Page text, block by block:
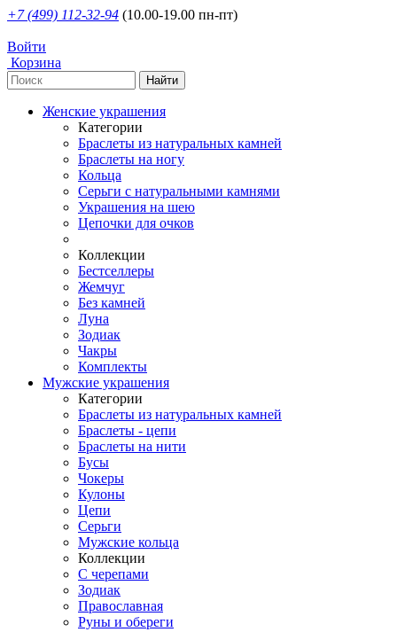
+7 (499) 112-32-94 (10.00-19.00 пн-пт)
Войти
Корзина
Женские украшения
Категории
Браслеты из натуральных камней
Браслеты на ногу
Кольца
Серьги с натуральными камнями
Украшения на шею
Цепочки для очков
Коллекции
Бестселлеры
Жемчуг
Без камней
Луна
Зодиак
Чакры
Комплекты
Мужские украшения
Категории
Браслеты из натуральных камней
Браслеты - цепи
Браслеты на нити
Бусы
Чокеры
Кулоны
Цепи
Серьги
Мужские кольца
Коллекции
С черепами
Зодиак
Православная
Руны и обереги